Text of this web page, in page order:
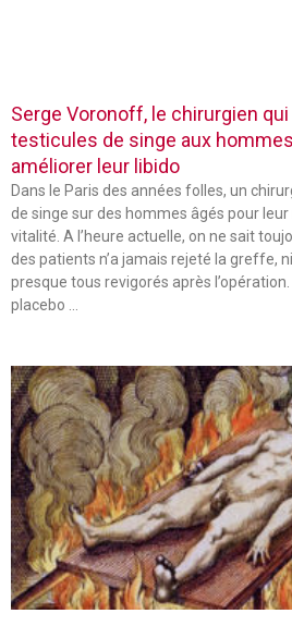
Serge Voronoff, le chirurgien
testicules de singe aux
améliorer leur libido
Dans le Paris des années folles, un
de singe sur des hommes âgés pour
vitalité. A l’heure actuelle, on ne sait
des patients n’a jamais rejeté la greffe,
presque tous revigorés après
placebo …